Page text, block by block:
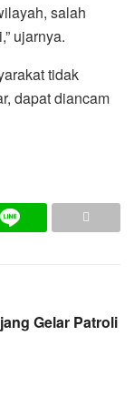
salah
ujarnya.
tidak
dapat diancam
Gelar Patroli